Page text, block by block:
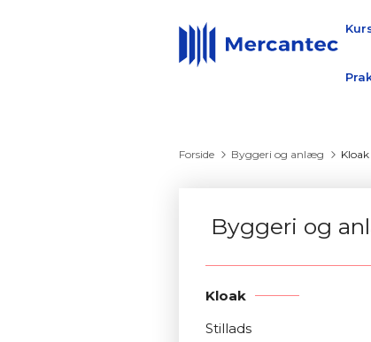
Forside Byggeri og anlæg Kloak
Byggeri og
Kloak
Stillads